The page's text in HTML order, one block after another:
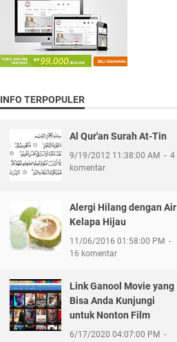
INFO TERPOPULER
Al Qur'an Surah At-Tin
9/19/2012 11:38:00 AM
4
komentar
Alergi Hilang dengan Air
Kelapa Hijau
11/06/2016 01:58:00 PM
16 komentar
Link Ganool Movie yang
Bisa Anda Kunjungi
untuk Nonton Film
6/17/2020 04:07:00 PM